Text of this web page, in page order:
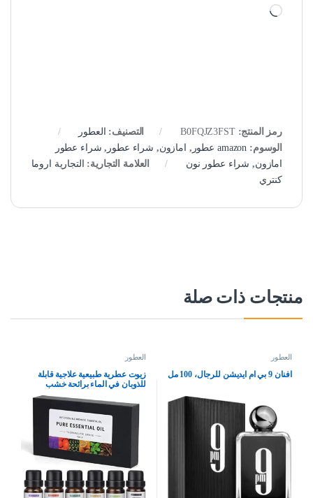
جاري التحميل…
رمز المنتج:B0FQJZ3FST التصنيف: العطور
الوسوم: amazon عطور , امازون, شراء عطور , شراء عطور
امازون, شراء عطور نون العلامة التجارية: التجارية اروما
كنتري
منتجات ذات صلة
العطور
افنان 9 بي ام ايديشن للرجال، 100 مل
العطور
زيوت عطرية طبيعية علاجية قابلة
للذوبان في الماء برائحة خشب
الصندل والبرتقال الحلو واللافندر
والاوكالبتوس والليمون والنعناع من
سكاي تاتش، 6 قطع × 10 مل